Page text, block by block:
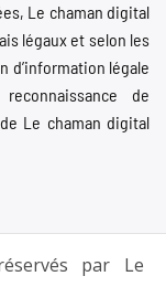
Le chaman digital
légaux et selon les
d’information légale
de
Le chaman digital
par Le